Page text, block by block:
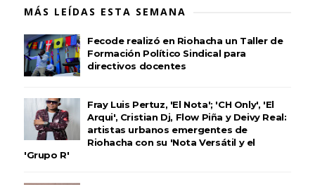
MÁS LEÍDAS ESTA SEMANA
Fecode realizó en Riohacha un Taller de
Formación Político Sindical para
directivos docentes
Fray Luis Pertuz, 'El Nota'; 'CH Only', 'El
Arqui', Cristian Dj, Flow Piña y Deivy Real:
artistas urbanos emergentes de
Riohacha con su 'Nota Versátil y el
'Grupo R'